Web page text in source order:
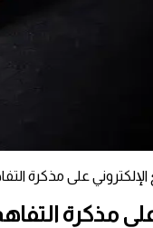
على مذكرة
مذكرة